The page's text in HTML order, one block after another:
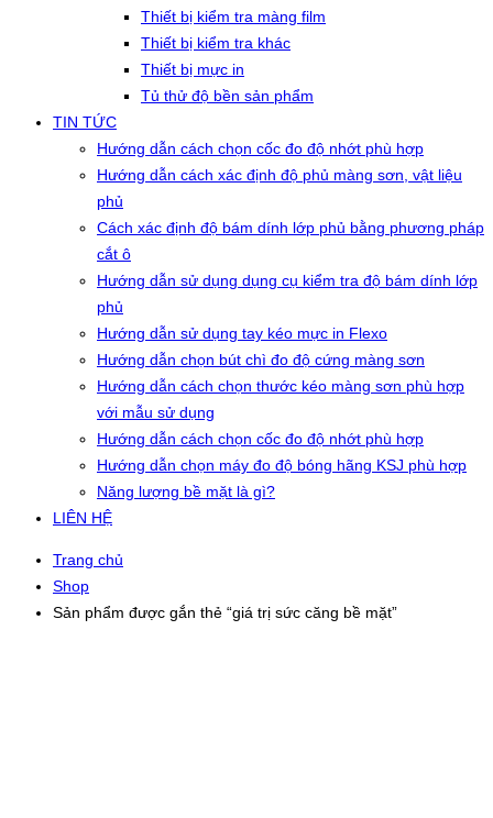
Thiết bị kiểm tra màng film
Thiết bị kiểm tra khác
Thiết bị mực in
Tủ thử độ bền sản phẩm
TIN TỨC
Hướng dẫn cách chọn cốc đo độ nhớt phù hợp
Hướng dẫn cách xác định độ phủ màng sơn, vật liệu
phủ
Cách xác định độ bám dính lớp phủ bằng phương pháp
cắt ô
Hướng dẫn sử dụng dụng cụ kiểm tra độ bám dính lớp
phủ
Hướng dẫn sử dụng tay kéo mực in Flexo
Hướng dẫn chọn bút chì đo độ cứng màng sơn
Hướng dẫn cách chọn thước kéo màng sơn phù hợp
với mẫu sử dụng
Hướng dẫn cách chọn cốc đo độ nhớt phù hợp
Hướng dẫn chọn máy đo độ bóng hãng KSJ phù hợp
Năng lượng bề mặt là gì?
LIÊN HỆ
Trang chủ
Shop
Sản phẩm được gắn thẻ “giá trị sức căng bề mặt”